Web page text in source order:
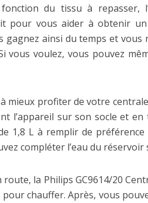
du tissu à repasser,
pour vous aider à obtenir
gagnez ainsi du temps et
vous voulez, vous pouvez
mieux profiter de votre
l’appareil sur son socle et
1,8 L à remplir de
compléter l’eau du réservoir
route, la Philips GC9614/20
chauffer. Après, vous